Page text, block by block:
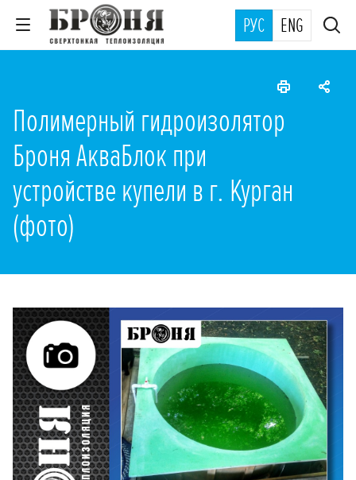
РУС ENG
Полимерный гидроизолятор
Броня АкваБлок при
устройстве купели в г. Курган
(фото)